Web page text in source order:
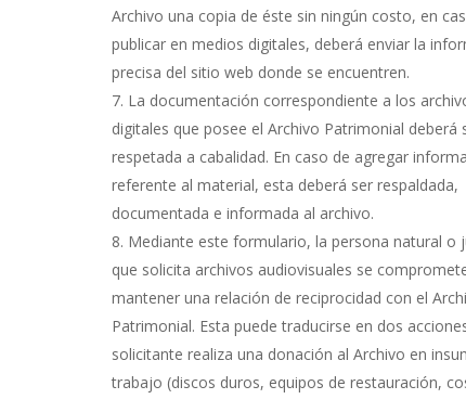
Archivo una copia de éste sin ningún costo, en
publicar en medios digitales, deberá enviar la
precisa del sitio web donde se encuentren.
La documentación correspondiente a los
digitales que posee el Archivo Patrimonial deberá
respetada a cabalidad. En caso de agregar
referente al material, esta deberá ser respaldada,
documentada e informada al archivo.
Mediante este formulario, la persona natural o
que solicita archivos audiovisuales se
mantener una relación de reciprocidad con el
Patrimonial. Esta puede traducirse en dos
solicitante realiza una donación al Archivo en
trabajo (discos duros, equipos de restauración,